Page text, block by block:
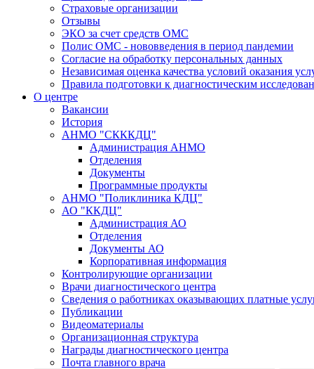
Страховые организации
Отзывы
ЭКО за счет средств ОМС
Полис ОМС - нововведения в период пандемии
Согласие на обработку персональных данных
Независимая оценка качества условий оказания
Правила подготовки к диагностическим
О центре
Вакансии
История
АНМО "СКККДЦ"
Администрация АНМО
Отделения
Документы
Программные продукты
АНМО "Поликлиника КДЦ"
АО "ККДЦ"
Администрация АО
Отделения
Документы АО
Корпоративная информация
Контролирующие организации
Врачи диагностического центра
Сведения о работниках оказывающих платные
Публикации
Видеоматериалы
Организационная структура
Награды диагностического центра
Почта главного врача